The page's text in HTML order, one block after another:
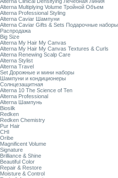
Alterna Multiplying Volume Тройной Объем
Alterna Professional Styling
Alterna Caviar Шампуни
Alterna Caviar Gifts & Sets Подарочные наборы
Распродажа
Big Size
Alterna My Hair My Canvas
Alterna My Hair My Canvas Textures & Curls
Alterna Renewing Scalp Care
Alterna Stylist
Alterna Travel
Set Дорожные и мини наборы
Шампуни и кондиционеры
Солнцезащитная
Alterna 10 The Science of Ten
Alterna Professional
Alterna Шампунь
Biosilk
Redken
Redken Chemistry
Pur Hair
CHI
Oribe
Magnificent Volume
Signature
Brilliance & Shine
Beautiful Color
Repair & Restore
Moisture & Control